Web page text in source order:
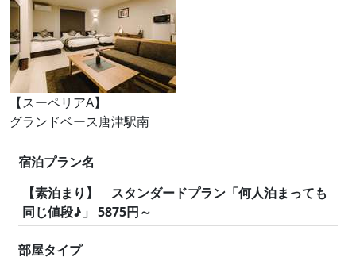
【スーペリアA】
グランドベース唐津駅南
宿泊プラン名
【素泊まり】 スタンダードプラン「何人泊まっても
同じ値段♪」 5875円～
部屋タイプ